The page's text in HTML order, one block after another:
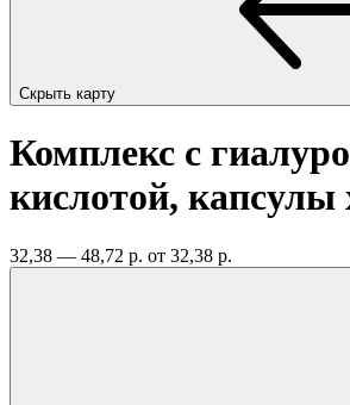
Скрыть карту
Комплекс с
кислотой, капсулы
32,38 — 48,72 р. от 32,38 р.